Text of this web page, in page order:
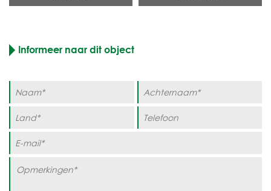
Informeer naar dit object